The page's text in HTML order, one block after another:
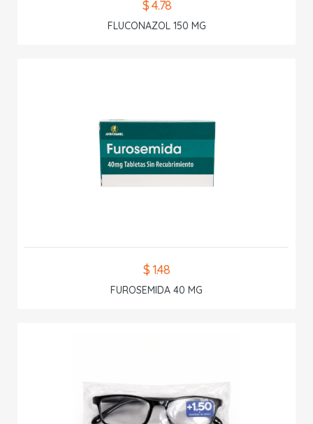
$ 4.78
FLUCONAZOL 150 MG
$ 1.48
FUROSEMIDA 40 MG